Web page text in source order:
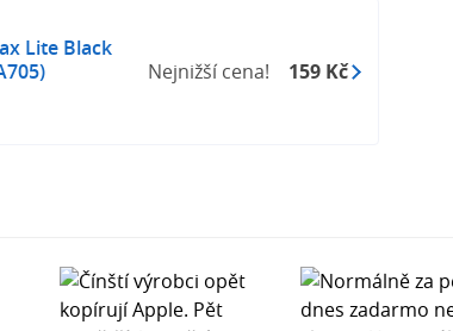
Lite Black
Nejnižší cena! 159 Kč